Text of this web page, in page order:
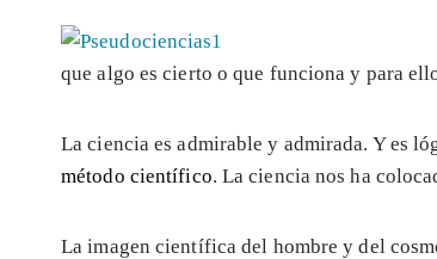
que algo es cierto o que funciona y para
La ciencia es admirable y admirada. Y es
método científico. La ciencia nos ha
La imagen científica del hombre y del